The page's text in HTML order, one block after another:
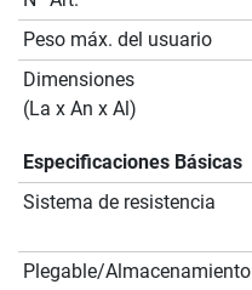
Peso máx. del usuario
Dimensiones
(La x An x Al)
Especificaciones Básicas
Sistema de resistencia
Plegable/Almacenamiento